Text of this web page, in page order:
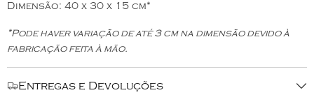
Dimensão: 40 x 30 x 15 cm*
*Pode haver variação de até 3 cm na dimensão devido à
fabricação feita à mão.
Entregas e Devoluções